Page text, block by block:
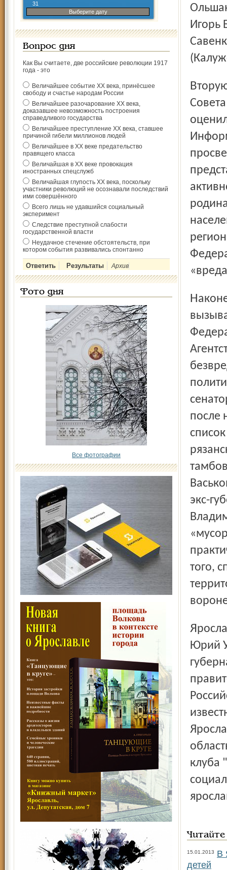
31
Выберите дату
Вопрос дня
Как Вы считаете, две российские революции 1917
года - это
Величайшее событие ХХ века, принёсшее
свободу и счастье народам России
Величайшее разочарование ХХ века,
доказавшее невозможность построения
справедливого государства
Величайшее преступление ХХ века, ставшее
причиной гибели миллионов людей
Величайшее в ХХ веке предательство
правящего класса
Величайшая в ХХ веке провокация
иностранных спецслужб
Величайшая глупость ХХ века, поскольку
участники революций не осознавали последствий
ими совершённого
Всего лишь не удавшийся социальный
эксперимент
Следствие преступной слабости
государственной власти
Неудачное стечение обстоятельств, при
котором события развивались спонтанно
Архив
Фото дня
Все фотографии
Игорь
Вторую, самую многочисленную группу, составили члены
Наконец, третью группу составила шестерка сенаторов,
после
экс-
того,
Ярославскую область в Совете Федерации представляют
Юрий
клуба
15.01.2013
В
детей